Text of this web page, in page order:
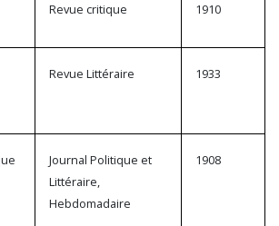
Revue critique 1910
Revue Littéraire 1933
Journal Politique et
Littéraire,
Hebdomadaire
1908